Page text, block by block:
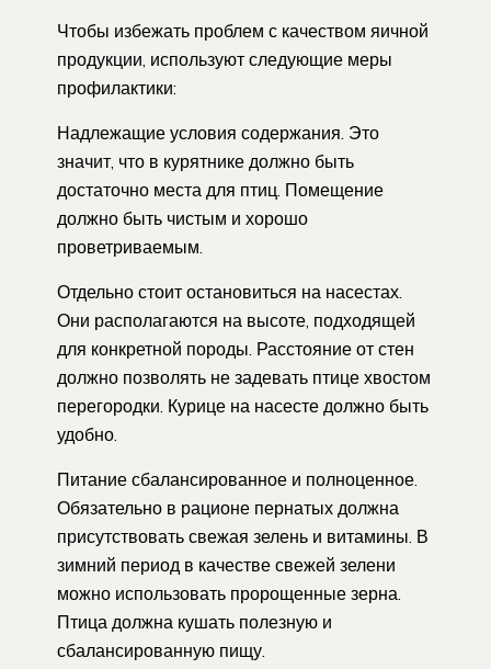
Чтобы избежать проблем с качеством яичной
продукции, используют следующие меры
профилактики:
Надлежащие условия содержания. Это
значит, что в курятнике должно быть
достаточно места для птиц. Помещение
должно быть чистым и хорошо
проветриваемым.
Отдельно стоит остановиться на насестах.
Они располагаются на высоте, подходящей
для конкретной породы. Расстояние от стен
должно позволять не задевать птице хвостом
перегородки. Курице на насесте должно быть
удобно.
Питание сбалансированное и полноценное.
Обязательно в рационе пернатых должна
присутствовать свежая зелень и витамины. В
зимний период в качестве свежей зелени
можно использовать пророщенные зерна.
Птица должна кушать полезную и
сбалансированную пищу.